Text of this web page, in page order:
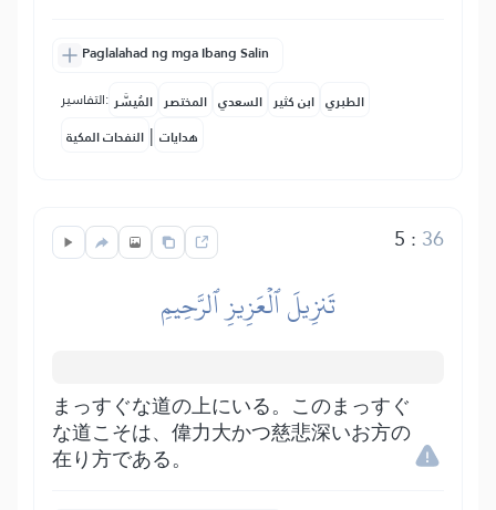
Paglalahad ng mga Ibang Salin
التفاسير: المُيسَّر المختصر السعدي ابن كثير الطبري
النفحات المكية | هدايات
5 : 36
تَنزِيلَ ٱلۡعَزِيزِ ٱلرَّحِيمِ
まっすぐな道の上にいる。このまっすぐ
な道こそは、偉力大かつ慈悲深いお方の
在り方である。